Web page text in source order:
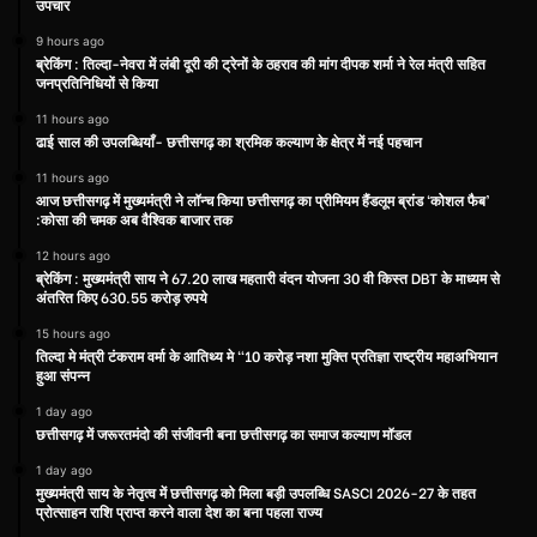
9 hours ago
ब्रेकिंग : तिल्दा-नेवरा में लंबी दूरी की ट्रेनों के ठहराव की मांग दीपक शर्मा ने रेल मंत्री सहित
जनप्रतिनिधियों से किया
11 hours ago
ढाई साल की उपलब्धियाँ- छत्तीसगढ़ का श्रमिक कल्याण के क्षेत्र में नई पहचान
11 hours ago
आज छत्तीसगढ़ में मुख्यमंत्री ने लॉन्च किया छत्तीसगढ़ का प्रीमियम हैंडलूम ब्रांड ‘कोशल फैब’
:कोसा की चमक अब वैश्विक बाजार तक
12 hours ago
ब्रेकिंग : मुख्यमंत्री साय ने 67.20 लाख महतारी वंदन योजना 30 वी किस्त DBT के माध्यम से
अंतरित किए 630.55 करोड़ रुपये
15 hours ago
तिल्दा मे मंत्री टंकराम वर्मा के आतिथ्य मे “10 करोड़ नशा मुक्ति प्रतिज्ञा राष्ट्रीय महाअभियान
हुआ संपन्न
1 day ago
छत्तीसगढ़ में जरूरतमंदो की संजीवनी बना छत्तीसगढ़ का समाज कल्याण मॉडल
1 day ago
मुख्यमंत्री साय के नेतृत्व में छत्तीसगढ़ को मिला बड़ी उपलब्धि SASCI 2026-27 के तहत
प्रोत्साहन राशि प्राप्त करने वाला देश का बना पहला राज्य